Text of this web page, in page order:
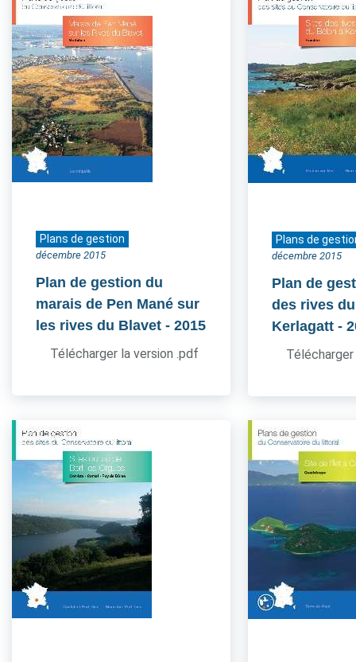
Plans de gestion
décembre 2015
Plan de gestion du
marais de Pen Mané sur
les rives du Blavet - 2015
Télécharger la version .pdf
Plans de
décembre 2015
Plan de
des rives
Kerlagatt -